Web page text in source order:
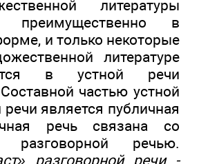
литературы
преимущественно в
и только некоторые
литературе
в устной речи
частью устной
является публичная
речь связана со
речью.
разговорной речи -